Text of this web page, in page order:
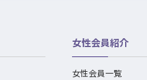
女性会員紹介
女性会員一覧